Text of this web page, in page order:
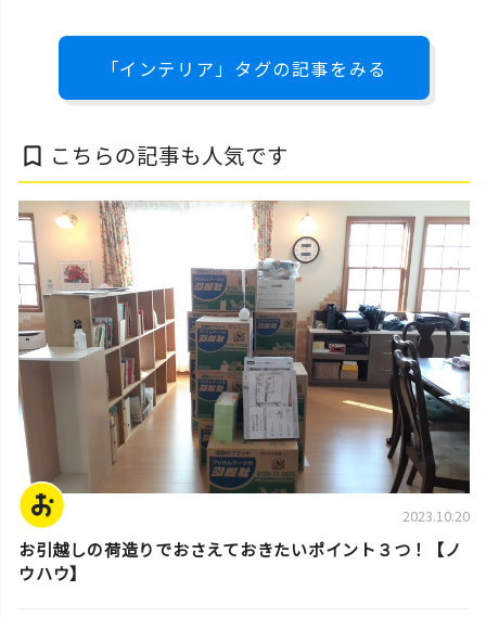
「インテリア」タグの記事をみる
bookmark_border こちらの記事も人気です
片付けのコツ・アイデア
2023.10.20
お引越しの荷造りでおさえておきたいポイント３つ！【ノ
ウハウ】